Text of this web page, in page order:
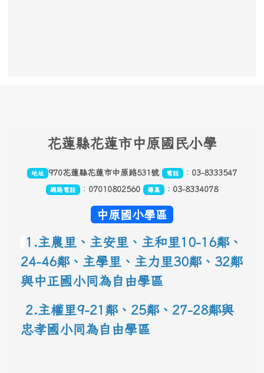
花蓮縣花蓮市中原國民小學
地址 970花蓮縣花蓮市中原路531號 電話 ： 03-8333547
網路電話 ： 07010802560 傳真 ： 03-8334078
中原國小學區
1.主農里、主安里、主和里10-16鄰 、
24-46鄰、主學里、主力里30鄰 、 32鄰
與中正國小同為自由學區
2.主權里9-21鄰、25鄰 、 27-28鄰與
忠孝國小同為自由學區